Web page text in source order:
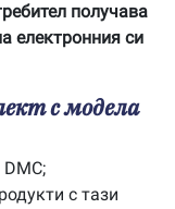
получава
електронния си
с модела
с тази